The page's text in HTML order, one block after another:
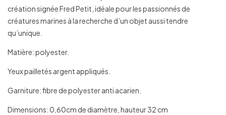
création signée Fred Petit, idéale pour les passionnés de
créatures marines à la recherche d’un objet aussi tendre
qu’unique.
Matière: polyester.
Yeux pailletés argent appliqués.
Garniture: fibre de polyester anti acarien.
Dimensions: 0,60cm de diamètre, hauteur 32 cm